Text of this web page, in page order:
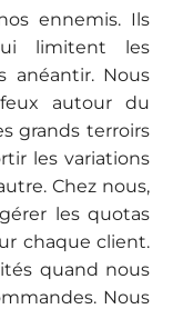
ennemis. Ils
limitent les
anéantir. Nous
autour du
grands terroirs
les variations
Chez nous,
les quotas
chaque client.
quand nous
Nous